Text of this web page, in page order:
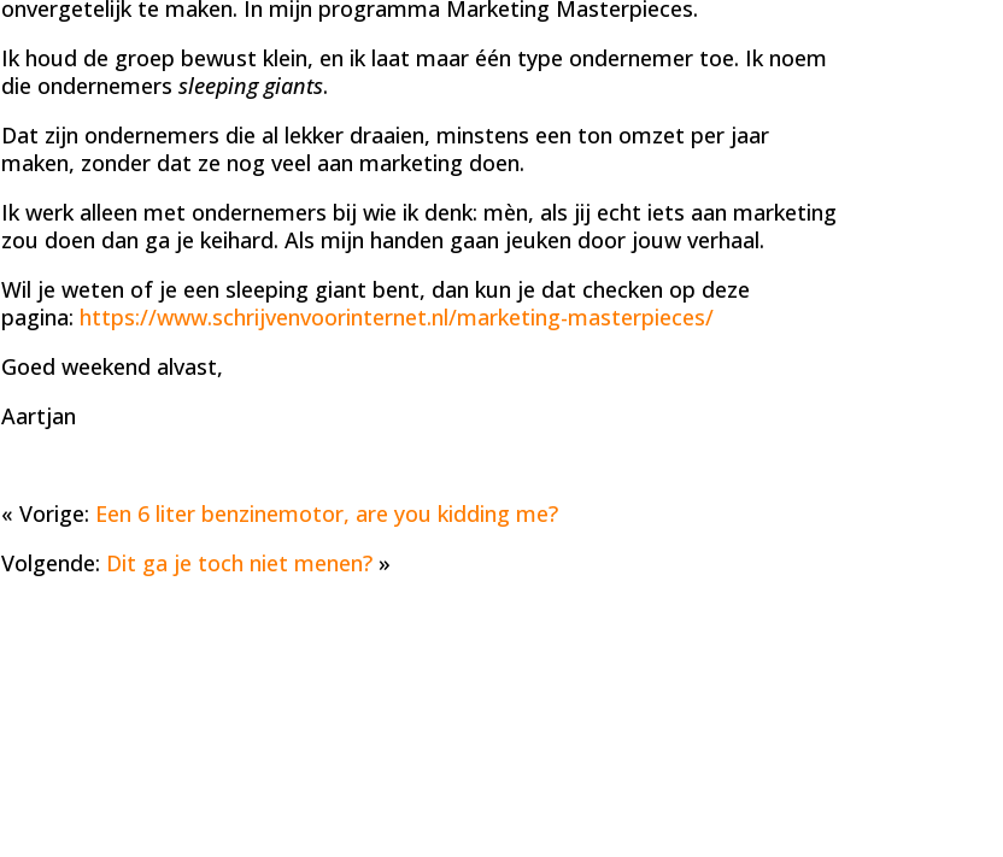
onvergetelijk te maken. In mijn programma Marketing Masterpieces.
Ik houd de groep bewust klein, en ik laat maar één type ondernemer toe. Ik noem
die ondernemers sleeping giants.
Dat zijn ondernemers die al lekker draaien, minstens een ton omzet per jaar
maken, zonder dat ze nog veel aan marketing doen.
Ik werk alleen met ondernemers bij wie ik denk: mèn, als jij echt iets aan marketing
zou doen dan ga je keihard. Als mijn handen gaan jeuken door jouw verhaal.
Wil je weten of je een sleeping giant bent, dan kun je dat checken op deze
pagina: https://www.schrijvenvoorinternet.nl/marketing-masterpieces/
Goed weekend alvast,
Aartjan
« Vorige: Een 6 liter benzinemotor, are you kidding me?
Volgende: Dit ga je toch niet menen?»